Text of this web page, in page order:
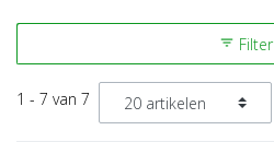
filter_list Filter
1 - 7 van 7